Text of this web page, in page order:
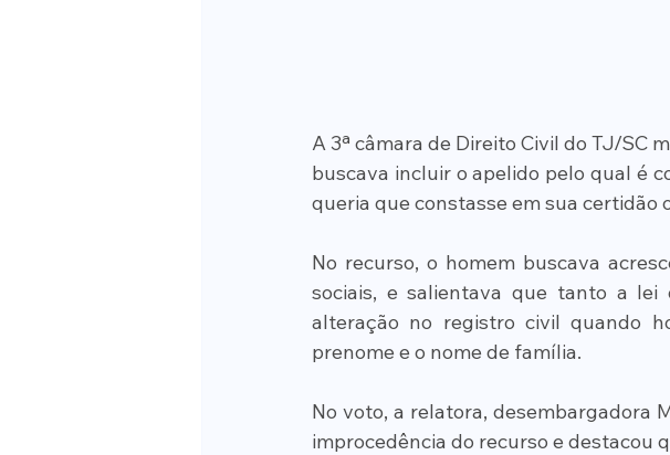
A 3ª câmara de Direito Civil do TJ/SC
buscava incluir o apelido pelo qual é
queria que constasse em sua certidão
No recurso, o homem buscava
sociais, e salientava que tanto a
alteração no registro civil quando
prenome e o nome de família.
No voto, a relatora, desembargadora
improcedência do recurso e destacou